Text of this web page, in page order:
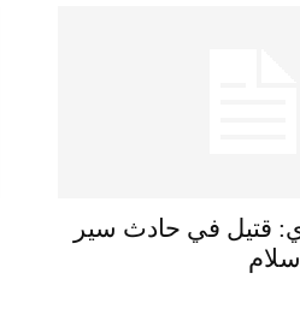
قتيل في حادث سير